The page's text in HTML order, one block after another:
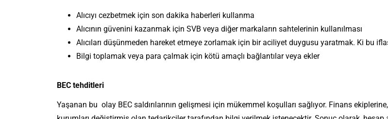
Alıcıyı cezbetmek için son dakika haberleri kullanma
Alıcının güvenini kazanmak için SVB veya diğer markaların sahtelerinin kullanılması
Alıcıları düşünmeden hareket etmeye zorlamak için bir aciliyet duygusu yaratmak. Ki bu
Bilgi toplamak veya para çalmak için kötü amaçlı bağlantılar veya ekler
BEC tehditleri
Yaşanan bu olay BEC saldırılarının gelişmesi için mükemmel koşulları sağlıyor. Finans